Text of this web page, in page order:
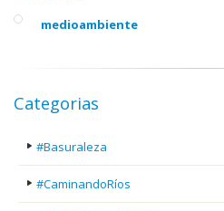
medioambiente
Categorias
#Basuraleza
#CaminandoRíos